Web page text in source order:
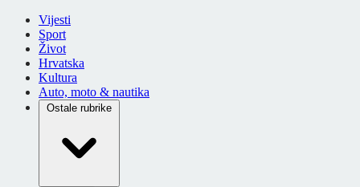
Vijesti
Sport
Život
Hrvatska
Kultura
Auto, moto & nautika
Ostale rubrike